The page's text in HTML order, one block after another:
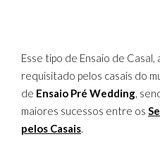
Esse tipo de Ensaio de
requisitado pelos casais do
de Ensaio Pré Wedding,
maiores sucessos entre os
pelos Casais.